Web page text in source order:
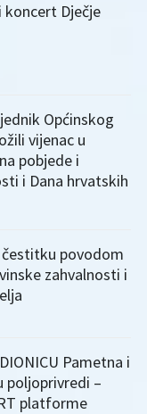
koncert Dječje
Općinskog
vijenac u
pobjede i
i Dana hrvatskih
povodom
zahvalnosti i
Pametna i
poljoprivredi –
platforme